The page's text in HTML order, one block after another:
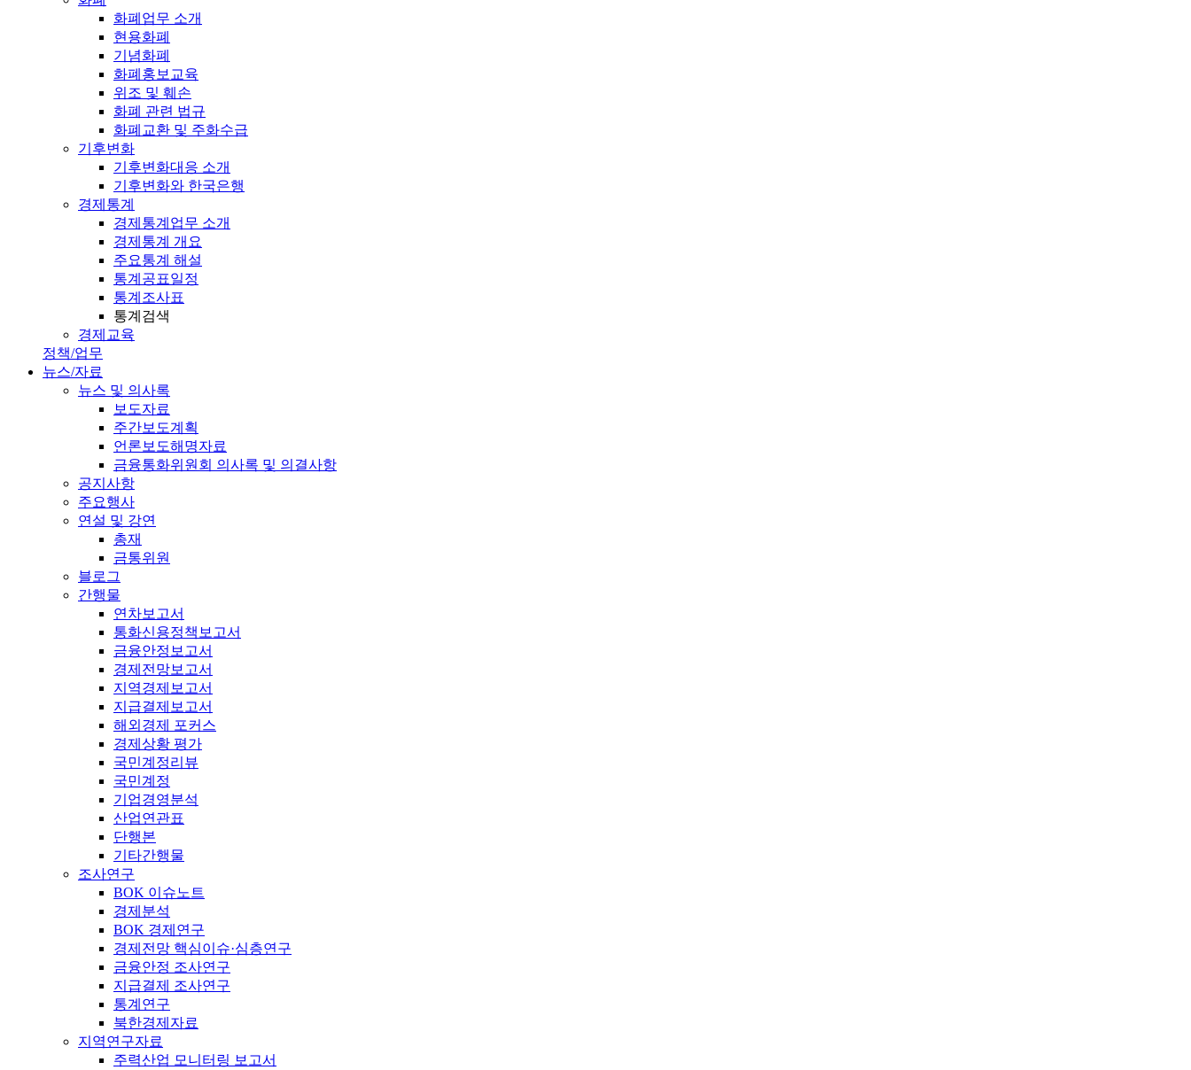
화폐업무 소개
현용화폐
기념화폐
화폐홍보교육
위조 및 훼손
화폐 관련 법규
화폐교환 및 주화수급
기후변화
기후변화대응 소개
기후변화와 한국은행
경제통계
경제통계업무 소개
경제통계 개요
주요통계 해설
통계공표일정
통계조사표
통계검색
경제교육
정책/업무
뉴스/자료
뉴스 및 의사록
보도자료
주간보도계획
언론보도해명자료
금융통화위원회 의사록 및 의결사항
공지사항
주요행사
연설 및 강연
총재
금통위원
블로그
간행물
연차보고서
통화신용정책보고서
금융안정보고서
경제전망보고서
지역경제보고서
지급결제보고서
해외경제 포커스
경제상황 평가
국민계정리뷰
국민계정
기업경영분석
산업연관표
단행본
기타간행물
조사연구
BOK 이슈노트
경제분석
BOK 경제연구
경제전망 핵심이슈·심층연구
금융안정 조사연구
지급결제 조사연구
통계연구
북한경제자료
지역연구자료
주력산업 모니터링 보고서